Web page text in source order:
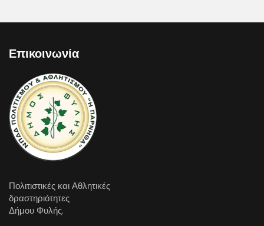
Επικοινωνία
Πολιτιστικές και Αθλητικές
δραστηριότητες
Δήμου Φυλής.